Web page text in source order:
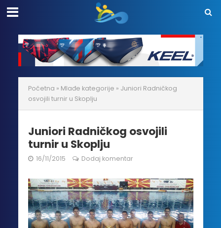
Početna » Mlađe kategorije » Juniori Radničkog
osvojili turnir u Skoplju
Juniori Radničkog osvojili
turnir u Skoplju
16/11/2015 Dodaj komentar